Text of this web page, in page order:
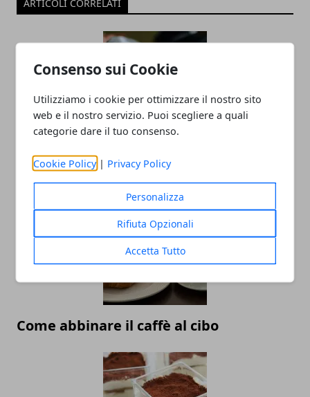
Consenso sui Cookie
Utilizziamo i cookie per ottimizzare il nostro sito
web e il nostro servizio. Puoi scegliere a quali
categorie dare il tuo consenso.
Cookie Policy | Privacy Policy
Personalizza
Rifiuta Opzionali
Accetta Tutto
ARTICOLI CORRELATI
Come devolvere il 5x1000: guida a una
scelta semplice e di valore
Come abbinare il caffè al cibo